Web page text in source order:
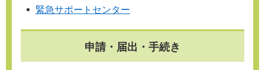
緊急サポートセンター
申請・届出・手続き